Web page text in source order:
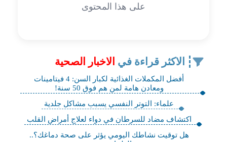
على هذا المحتوى
الاكثر قراءة في الاخبار الصحية
أفضل المكملات الغذائية لكبار السن: 4 فيتامينات
ومعادن هامة لمن هم فوق 50 سنة!
علماء: التوتر النفسي يسبب مشاكل جلدية
اكتشاف مضاد للسرطان في دواء لعلاج أمراض القلب
هل توقيت نشاطك اليومي يؤثر على صحة دماغك؟..